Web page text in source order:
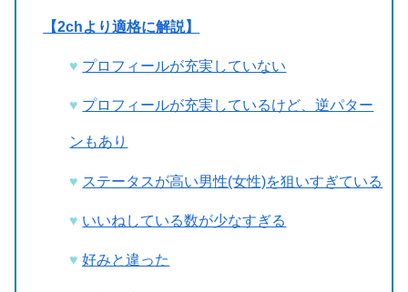
【2chより適格に解説】
プロフィールが充実していない
プロフィールが充実しているけど、逆パター
ンもあり
ステータスが高い男性(女性)を狙いすぎている
いいねしている数が少なすぎる
好みと違った